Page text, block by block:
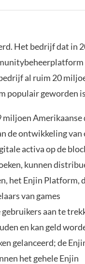
Het bedrijf dat in
al ruim 20
populair geworden
miljoen Amerikaanse
de ontwikkeling van
activa op de
kunnen
het Enjin Platform,
van games
aan te
en kan geld
gelanceerd; de
het gehele Enjin